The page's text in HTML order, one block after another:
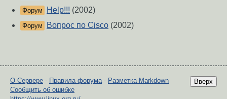
Форум Help!!! (2002)
Форум Вопрос по Cisco (2002)
Вверх
О Сервере - Правила форума- Разметка Markdown
Сообщить об ошибке